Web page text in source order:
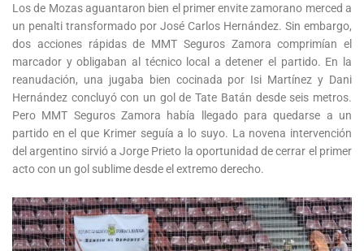
Los de Mozas aguantaron bien el primer envite zamorano merced a
un penalti transformado por José Carlos Hernández. Sin embargo,
dos acciones rápidas de MMT Seguros Zamora comprimían el
marcador y obligaban al técnico local a detener el partido. En la
reanudación, una jugaba bien cocinada por Isi Martínez y Dani
Hernández concluyó con un gol de Tate Batán desde seis metros.
Pero MMT Seguros Zamora había llegado para quedarse a un
partido en el que Krimer seguía a lo suyo. La novena intervención
del argentino sirvió a Jorge Prieto la oportunidad de cerrar el primer
acto con un gol sublime desde el extremo derecho.